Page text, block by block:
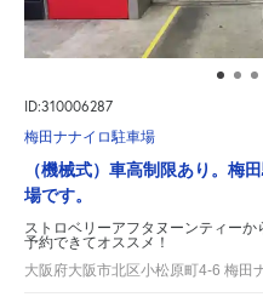
ID:310006287
梅田ナナイロ駐車場
（機械式）車高制限あり。梅
場です。
ストロベリーアフタヌーンティーか
予約できてオススメ！
大阪府大阪市北区小松原町4-6 梅田